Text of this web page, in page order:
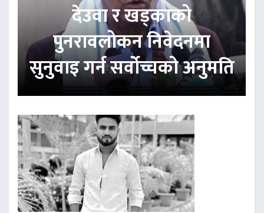
देउवा र खड्काको
पुनरावलोकन निवेदनमा
सुनुवाइ गर्न सर्वोच्चको अनुमति